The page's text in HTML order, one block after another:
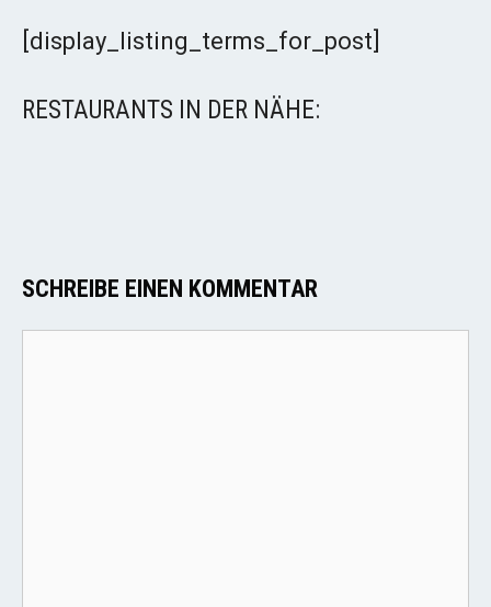
[display_listing_terms_for_post]
RESTAURANTS IN DER NÄHE:
SCHREIBE EINEN KOMMENTAR